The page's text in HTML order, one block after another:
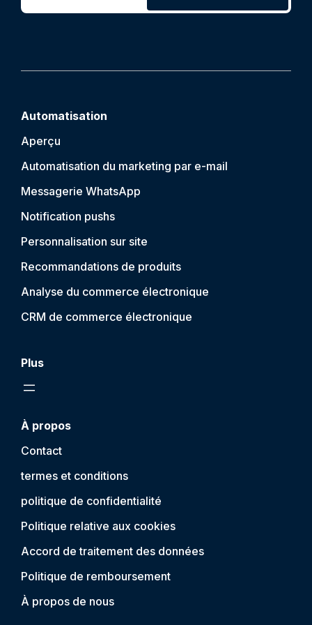
Automatisation
Aperçu
Automatisation du marketing par e-mail
Messagerie WhatsApp
Notification pushs
Personnalisation sur site
Recommandations de produits
Analyse du commerce électronique
CRM de commerce électronique
Plus
À propos
Contact
termes et conditions
politique de confidentialité
Politique relative aux cookies
Accord de traitement des données
Politique de remboursement
À propos de nous